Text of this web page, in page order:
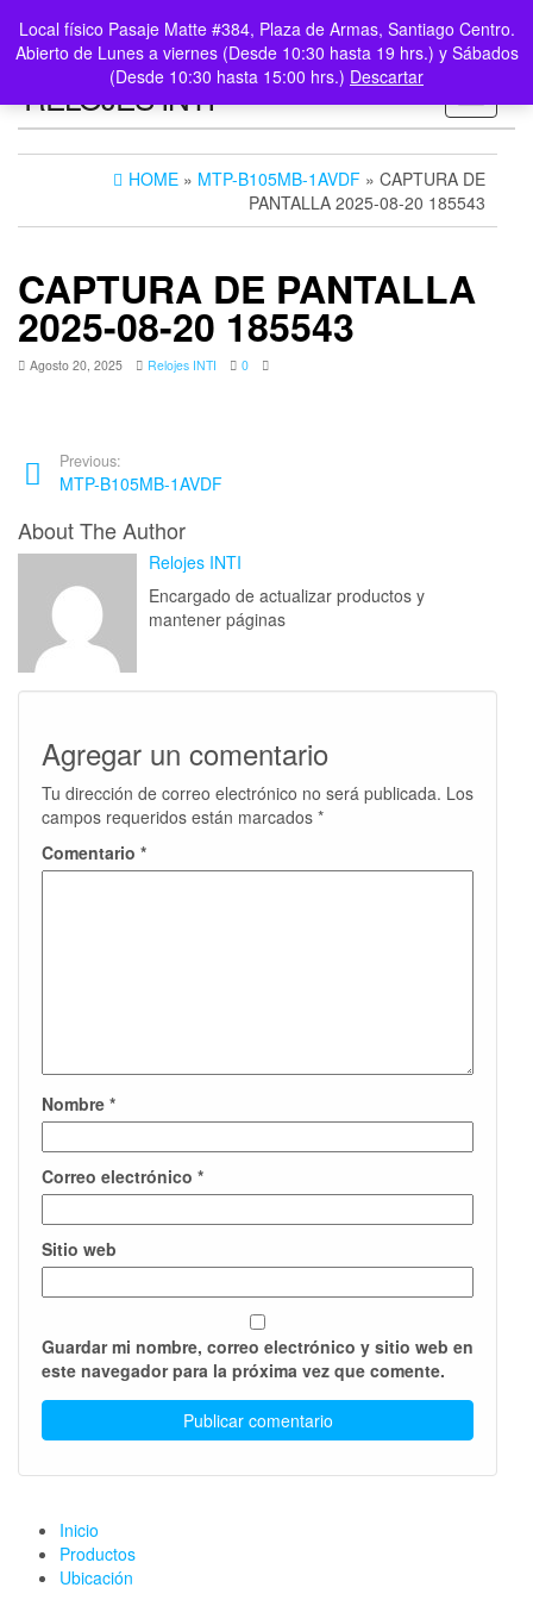
Local físico Pasaje Matte #384, Plaza de Armas, Santiago Centro.
Abierto de Lunes a viernes (Desde 10:30 hasta 19 hrs.) y Sábados
(Desde 10:30 hasta 15:00 hrs.) Descartar
LOGIN /
REGISTER
0
$0
Toggle
RELOJES INTI
HOME » MTP-B105MB-1AVDF » CAPTURA DE
PANTALLA 2025-08-20 185543
CAPTURA DE PANTALLA
2025-08-20 185543
Agosto 20, 2025 Relojes INTI 0
Previous:
MTP-B105MB-1AVDF
About The Author
Relojes INTI
Encargado de actualizar productos y
mantener páginas
Agregar un comentario
Tu dirección de correo electrónico no será publicada. Los
campos requeridos están marcados *
Comentario *
Nombre *
Correo electrónico *
Sitio web
Guardar mi nombre, correo electrónico y sitio web en
este navegador para la próxima vez que comente.
Inicio
Productos
Ubicación